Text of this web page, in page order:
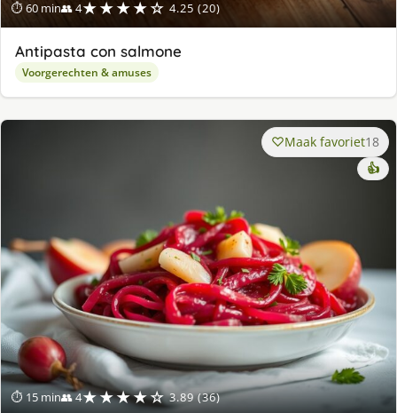
⏱ 60 min👥 4★★★★☆ 4.25 (20)
Antipasta con salmone
Voorgerechten & amuses
⏱ 15 min👥 4★★★★☆ 3.89 (36)
Maak favoriet18
👍